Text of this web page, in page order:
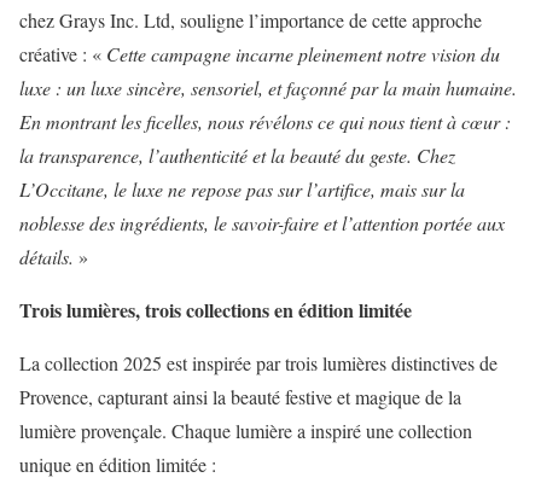
chez Grays Inc. Ltd, souligne l’importance de cette approche
créative : « Cette campagne incarne pleinement notre vision du
luxe : un luxe sincère, sensoriel, et façonné par la main humaine.
En montrant les ficelles, nous révélons ce qui nous tient à cœur :
la transparence, l’authenticité et la beauté du geste. Chez
L’Occitane, le luxe ne repose pas sur l’artifice, mais sur la
noblesse des ingrédients, le savoir-faire et l’attention portée aux
détails. »
Trois lumières, trois collections en édition limitée
La collection 2025 est inspirée par trois lumières distinctives de
Provence, capturant ainsi la beauté festive et magique de la
lumière provençale. Chaque lumière a inspiré une collection
unique en édition limitée :